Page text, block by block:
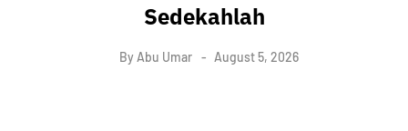
Sedekahlah
By Abu Umar August 5, 2026